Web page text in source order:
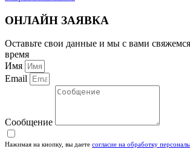
ОНЛАЙН ЗАЯВКА
Оставьте свои данные и мы с вами
время
Имя
Email
Сообщение
Нажимая на кнопку, вы даете согласие на обработку